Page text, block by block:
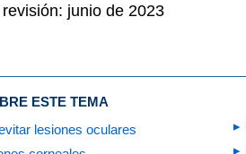
junio de 2023
ESTE TEMA
lesiones oculares